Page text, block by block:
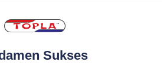
Sukses